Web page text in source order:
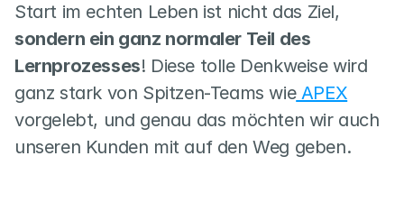
Start im echten Leben ist nicht das Ziel,
sondern ein ganz normaler Teil des
Lernprozesses! Diese tolle Denkweise wird
ganz stark von Spitzen-Teams wie APEX
vorgelebt, und genau das möchten wir auch
unseren Kunden mit auf den Weg geben.